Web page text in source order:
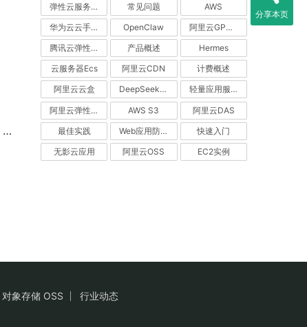
弹性云服务器 常见问题 AWS
华为云云手机服务器 CPH OpenClaw 阿里云GPU服务器
腾讯云弹性伸缩 产品概述 Hermes
云服务器Ecs 阿里云CDN 计费概述
阿里云云盒 DeepSeek V4 轻量应用服务器
阿里云弹性伸缩 AWS S3 阿里云DAS
最佳实践 Web应用防火墙（WAF） 快速入门
无影云应用 阿里云OSS EC2实例
对象存储 OSS 行业动态
分享本页